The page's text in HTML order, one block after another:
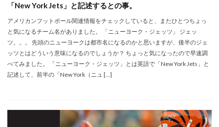
「New York Jets」と記述するとの事。
アメリカンフットボール関連情報をチェックしていると、またひとつちょっ
と気になるチーム名がありました。 「ニューヨーク・ジェッツ」 ジェッ
ツ。。。 先頭のニューヨークは都市名になるのかと思いますが、後半のジェ
ッツとはどういう意味になるのでしょうか？ ちょっと気になったので早速調
べてみました。 「ニューヨーク・ジェッツ」とは英語で「New York Jets」と
記述して、前半の「New York（ニュ […]